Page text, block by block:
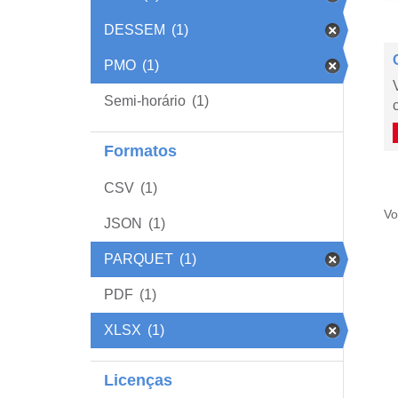
DESSEM (1)
PMO (1)
Semi-horário (1)
Formatos
CSV (1)
JSON (1)
PARQUET (1)
PDF (1)
XLSX (1)
Licenças